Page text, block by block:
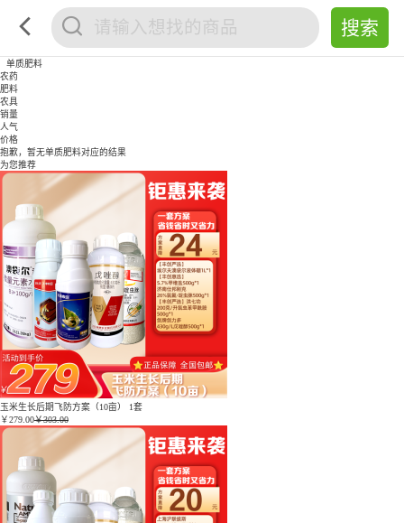
单质肥料
农药
肥料
农具
销量
人气
价格
抱歉，暂无单质肥料对应的结果
为您推荐
玉米生长后期飞防方案（10亩） 1套
￥279.00￥303.00